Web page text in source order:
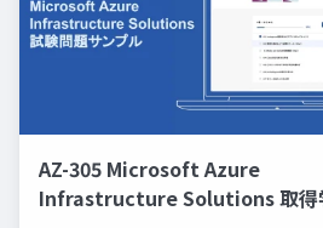
AZ-305 Microsoft Azure
Infrastructure Solutions 取得